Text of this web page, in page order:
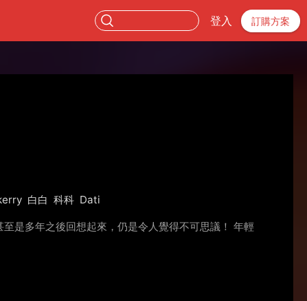
登入 訂購方案
白白 科科 Dati
是多年之後回想起來，仍是令人覺得不可思議！ 年輕